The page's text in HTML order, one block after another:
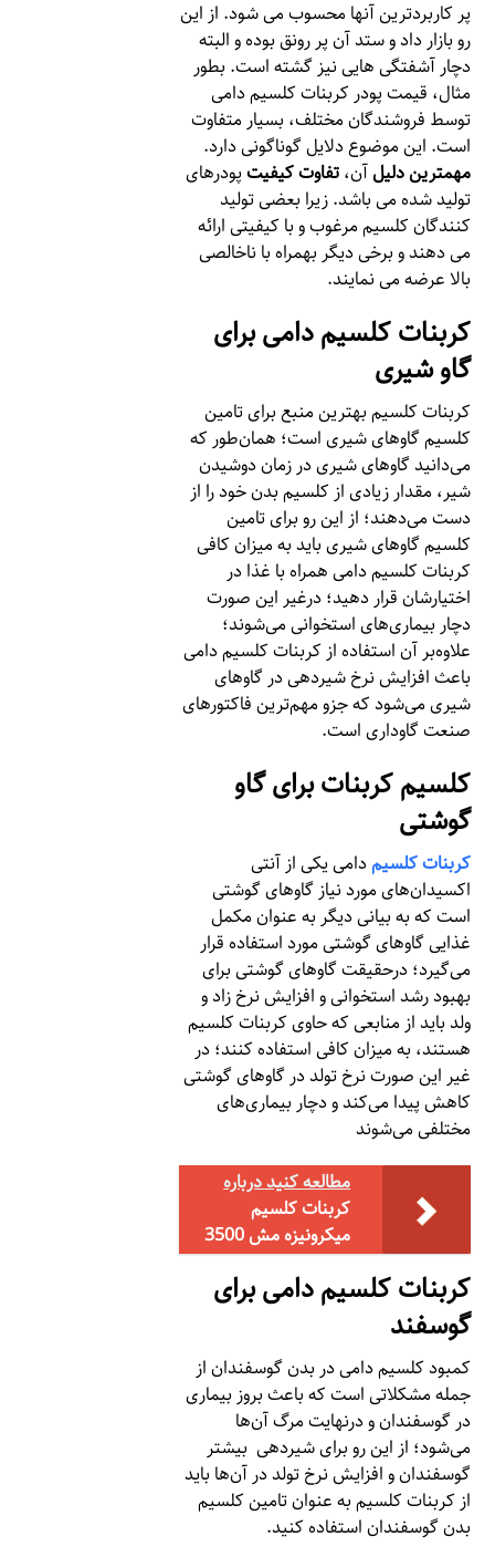
پر کاربردترین آنها محسوب می شود. از این
رو بازار داد و ستد آن پر رونق بوده و البته
دچار آشفتگی هایی نیز گشته است. بطور
مثال، قیمت پودر کربنات کلسیم دامی
توسط فروشندگان مختلف، بسیار متفاوت
است. این موضوع دلایل گوناگونی دارد.
مهمترین دلیلآن،تفاوت کیفیتپودرهای
تولید شده می باشد. زیرا بعضی تولید
کنندگان کلسیم مرغوب و با کیفیتی ارائه
می دهند و برخی دیگر بهمراه با ناخالصی
بالا عرضه می نمایند.
کربنات کلسیم دامی برای
گاو شیری
کربنات کلسیم بهترین منبع برای تامین
کلسیم گاوهای شیری است؛ همان‌طور که
می‌دانید گاوهای شیری در زمان دوشیدن
شیر، مقدار زیادی از کلسیم بدن خود را از
دست می‌دهند؛ از این رو برای تامین
کلسیم گاوهای شیری باید به میزان کافی
کربنات کلسیم دامی همراه با غذا در
اختیارشان قرار دهید؛ درغیر این صورت
دچار بیماری‌های استخوانی می‌شوند؛
علاوه‌بر آن استفاده از کربنات کلسیم دامی
باعث افزایش نرخ شیردهی در گاوهای
شیری می‌شود که جزو مهم‌ترین فاکتورهای
صنعت گاوداری است.
کلسیم کربنات برای گاو
گوشتی
کربنات کلسیمدامی یکی از آنتی
اکسیدان‌های مورد نیاز گاوهای گوشتی
است که به بیانی دیگر به عنوان مکمل
غذایی گاوهای گوشتی مورد استفاده قرار
می‌گیرد؛ درحقیقت گاوهای گوشتی برای
بهبود رشد استخوانی و افزایش نرخ زاد و
ولد باید از منابعی که حاوی کربنات کلسیم
هستند، به میزان کافی استفاده کنند؛ در
غیر این صورت نرخ تولد در گاوهای گوشتی
کاهش پیدا می‌کند و دچار بیماری‌های
مختلفی می‌شوند
مطالعه کنید درباره‌
کربنات کلسیم
میکرونیزه مش 3500
کربنات کلسیم دامی برای
گوسفند
کمبود کلسیم دامی در بدن گوسفندان از
جمله مشکلاتی است که باعث بروز بیماری
در گوسفندان و درنهایت مرگ آن‌ها
می‌شود؛ از این رو برای شیردهی بیشتر
گوسفندان و افزایش نرخ تولد در آن‌ها باید
از کربنات کلسیم به عنوان تامین کلسیم
بدن گوسفندان استفاده کنید.